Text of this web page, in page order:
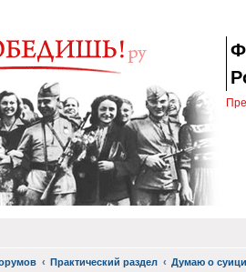
Практический раздел Думаю о